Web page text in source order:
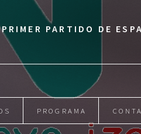
PARTIDO DE
PROGRAMA